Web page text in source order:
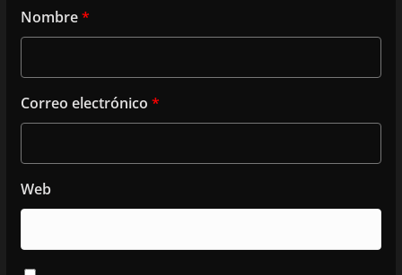
Nombre*
Correo electrónico *
Web